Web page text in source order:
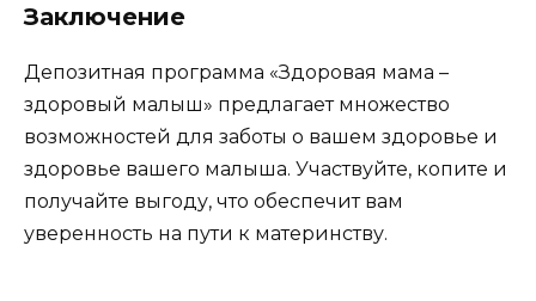
Заключение
Депозитная программа «Здоровая мама –
здоровый малыш» предлагает множество
возможностей для заботы о вашем здоровье и
здоровье вашего малыша. Участвуйте, копите и
получайте выгоду, что обеспечит вам
уверенность на пути к материнству.